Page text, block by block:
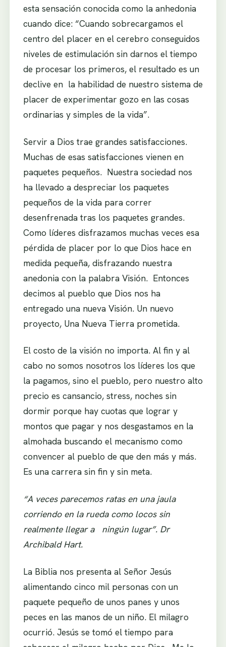
esta sensación conocida como la anhedonia
cuando dice: “Cuando sobrecargamos el
centro del placer en el cerebro conseguidos
niveles de estimulación sin darnos el tiempo
de procesar los primeros, el resultado es un
declive en la habilidad de nuestro sistema de
placer de experimentar gozo en las cosas
ordinarias y simples de la vida”.
Servir a Dios trae grandes satisfacciones.
Muchas de esas satisfacciones vienen en
paquetes pequeños. Nuestra sociedad nos
ha llevado a despreciar los paquetes
pequeños de la vida para correr
desenfrenada tras los paquetes grandes.
Como líderes disfrazamos muchas veces esa
pérdida de placer por lo que Dios hace en
medida pequeña, disfrazando nuestra
anedonia con la palabra Visión. Entonces
decimos al pueblo que Dios nos ha
entregado una nueva Visión. Un nuevo
proyecto, Una Nueva Tierra prometida.
El costo de la visión no importa. Al fin y al
cabo no somos nosotros los líderes los que
la pagamos, sino el pueblo, pero nuestro alto
precio es cansancio, stress, noches sin
dormir porque hay cuotas que lograr y
montos que pagar y nos desgastamos en la
almohada buscando el mecanismo como
convencer al pueblo de que den más y más.
Es una carrera sin fin y sin meta.
“A veces parecemos ratas en una jaula
corriendo en la rueda como locos sin
realmente llegara ningún lugar”. Dr
Archibald Hart.
La Biblia nos presenta al Señor Jesús
alimentando cinco mil personas con un
paquete pequeño de unos panes y unos
peces en las manos de un niño. El milagro
ocurrió. Jesús se tomó el tiempo para